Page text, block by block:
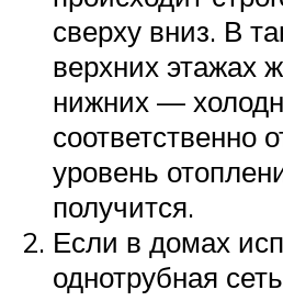
сверху вниз. В
верхних этажах
нижних —
соответственно
уровень
получится.
Если в домах
однотрубная